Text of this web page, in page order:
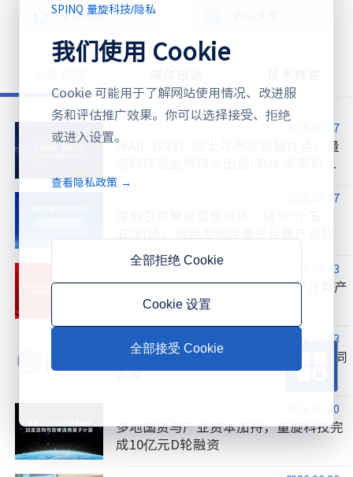
WAIC 议程！院士与产业领袖共话，量
旋科技项金根博士出席 2026 未来科技
国际论坛
2026.07.17
五”机遇，领跑大湾区量子计算产业化
2026.07.17
多地国资系统干部到访 调研量子计算产
业化落地成果
2026.07.03
清华大学深国研院到访 共探教科人协同
发展
2026.07.03
多地国资与产业资本加持，量旋科技完
成10亿元D轮融资
2026.06.30
全站推荐
SPINQ 量旋科技/隐私
我们使用 Cookie
Cookie 可能用于了解网站使用情况、改进服
务和评估推广效果。你可以选择接受、拒绝
或进入设置。
查看隐私政策 →
全部拒绝 Cookie
Cookie 设置
全部接受 Cookie